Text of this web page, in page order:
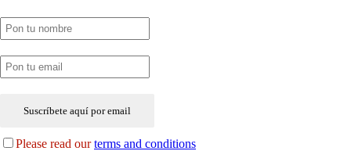
Please read ourterms and conditions